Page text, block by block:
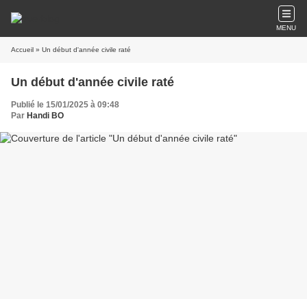
MENU
Accueil » Un début d'année civile raté
Un début d'année civile raté
Publié le 15/01/2025 à 09:48
Par Handi BO